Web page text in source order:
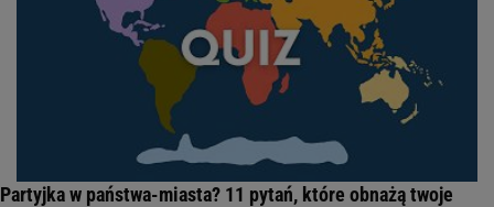
Partyjka w państwa-miasta? 11 pytań, które obnażą twoje